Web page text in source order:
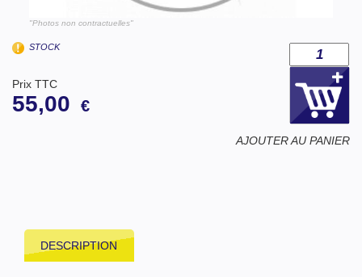
"Photos non contractuelles"
STOCK
Prix TTC
55,00 €
AJOUTER AU PANIER
DESCRIPTION